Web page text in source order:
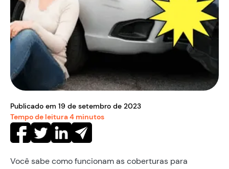
Publicado em 19 de setembro de 2023
Tempo de leitura4 minutos
Você sabe como funcionam as coberturas para